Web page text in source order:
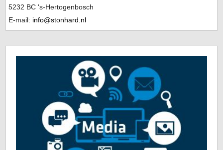
5232 BC 's-Hertogenbosch
E-mail: info@stonhard.nl